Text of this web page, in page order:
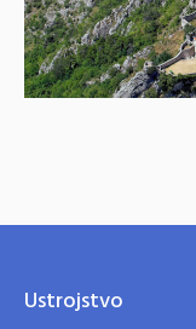
Ustrojstvo